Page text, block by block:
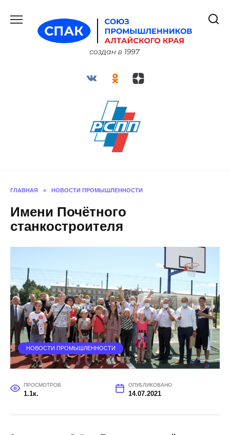
содержанию
ГЛАВНАЯ » НОВОСТИ ПРОМЫШЛЕННОСТИ
Имени Почётного
станкостроителя
НОВОСТИ ПРОМЫШЛЕННОСТИ
ПРОСМОТРОВ
1.1к.
ОПУБЛИКОВАНО
14.07.2021